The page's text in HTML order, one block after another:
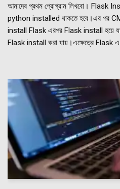
আমাদের প্রথম প্রোগ্রাম লিখবো। Flask
python installed থাকতে হবে।এর পর
install Flask এরপর Flask install হয়ে
Flask install করা যায়।এক্ষেত্রে Flask